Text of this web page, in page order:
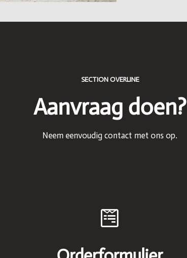
SECTION OVERLINE
Aanvraag doen?
Neem eenvoudig contact met ons op.